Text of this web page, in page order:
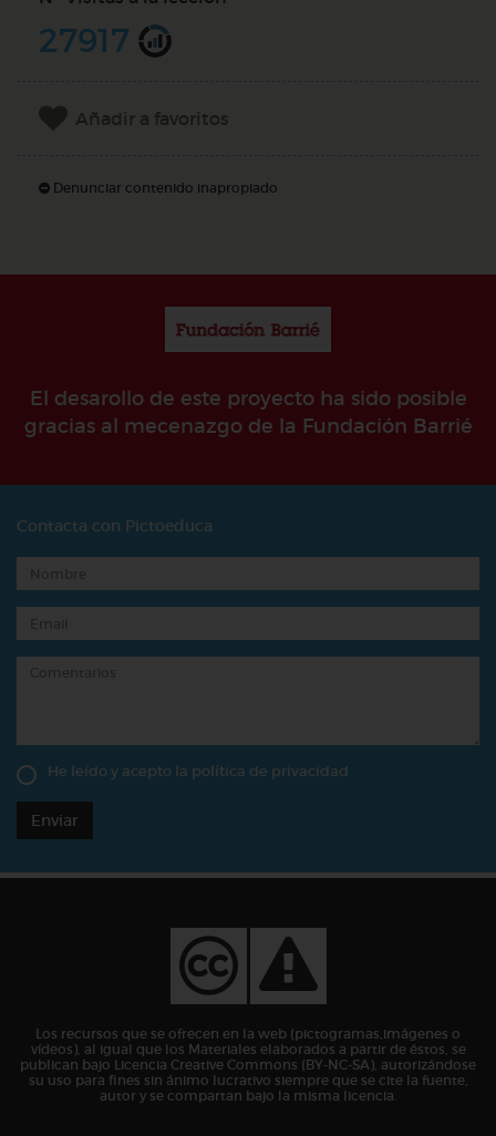
27917
Añadir a favoritos
Denunciar contenido inapropiado
El desarollo de este proyecto ha sido posible
gracias al mecenazgo de la Fundación Barrié
Contacta con Pictoeduca
He leído y acepto la política de privacidad
Enviar
Los recursos que se ofrecen en la web (pictogramas,imágenes o
vídeos), al igual que los Materiales elaborados a partir de éstos, se
publican bajo Licencia Creative Commons (BY-NC-SA), autorizándose
su uso para fines sin ánimo lucrativo siempre que se cite la fuente,
autor y se compartan bajo la misma licencia.